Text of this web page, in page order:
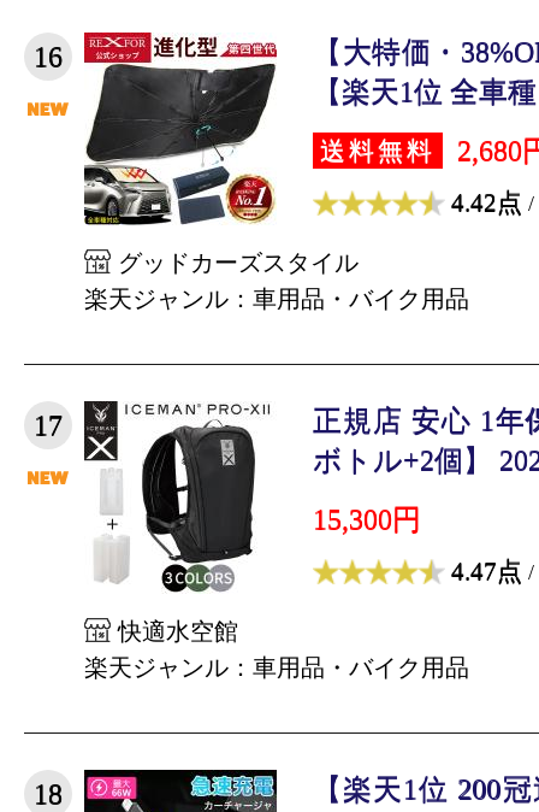
16
【大特価・
【楽天1位 全車
送料無料 2,680
4.42点 /
グッドカーズスタイル
楽天ジャンル：車用品・バイク用品
17
正規店 安心 1年
ボトル+2個】
15,300円
4.47点 /
快適水空館
楽天ジャンル：車用品・バイク用品
18
【楽天1位 200